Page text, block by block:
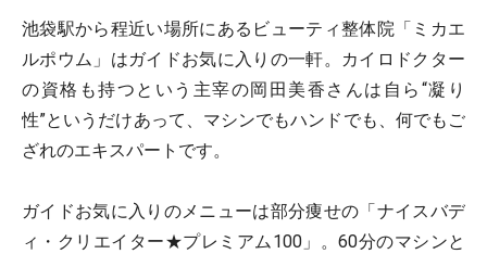
池袋駅から程近い場所にあるビューティ整体院「ミカエ
ルポウム」はガイドお気に入りの一軒。カイロドクター
の資格も持つという主宰の岡田美香さんは自ら“凝り
性”というだけあって、マシンでもハンドでも、何でもご
ざれのエキスパートです。
ガイドお気に入りのメニューは部分痩せの「ナイスバデ
ィ・クリエイター★プレミアム100」。60分のマシンと